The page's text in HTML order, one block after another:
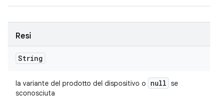
Resi
String
la variante del prodotto del dispositivo o null se
sconosciuta